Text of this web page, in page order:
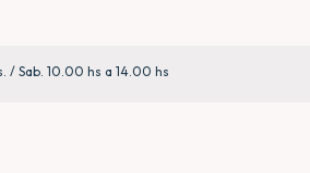
/ Sab. 10.00 hs a 14.00 hs